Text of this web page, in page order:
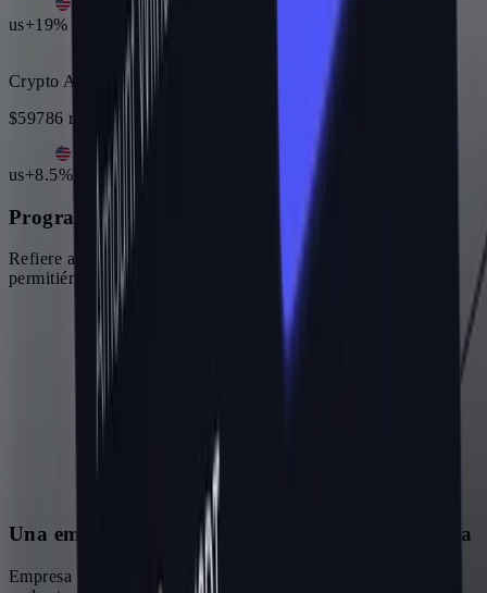
us+19% vs. 7d anteriores
Crypto Academy
$59786 revenue generated
$17935 to you
us+8.5% vs. 7d anteriores
Programa de subafiliados
Refiere afiliados y gana una parte de sus comisiones,
permitiéndote hacer crecer tu propia red en HyroTrader.
Una empresa de prop trading cripto de confianza
Empresa de prop trading cripto basada en evaluación, con